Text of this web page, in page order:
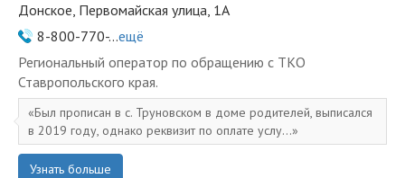
Донское, Первомайская улица, 1А
8-800-770-...ещё
Региональный оператор по обращению с ТКО
Ставропольского края.
Был прописан в с. Труновском в доме родителей, выписался
в 2019 году, однако реквизит по оплате услу...
Узнать больше